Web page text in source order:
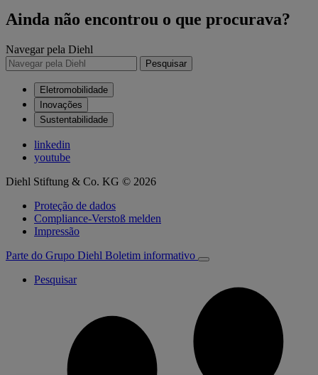
Ainda não encontrou o que procurava?
Navegar pela Diehl
Pesquisar
Eletromobilidade
Inovações
Sustentabilidade
linkedin
youtube
Diehl Stiftung & Co. KG © 2026
Proteção de dados
Compliance-Verstoß melden
Impressão
Parte do Grupo Diehl Boletim informativo
Pesquisar